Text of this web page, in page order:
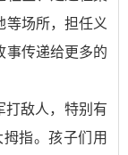
等场所，担任义
事传递给更多的
打敌人，特别有
指。孩子们用